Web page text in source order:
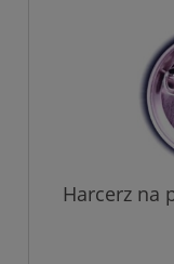
Harcerz na